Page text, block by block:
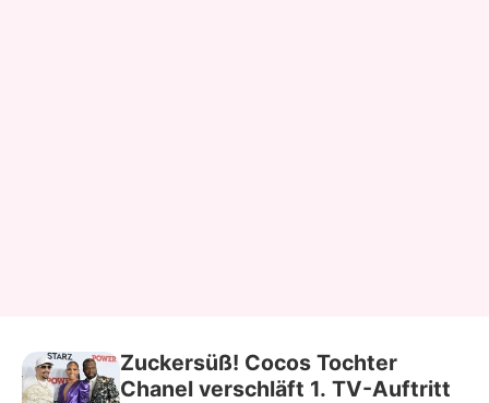
Zuckersüß! Cocos Tochter
Chanel verschläft 1. TV-Auftritt